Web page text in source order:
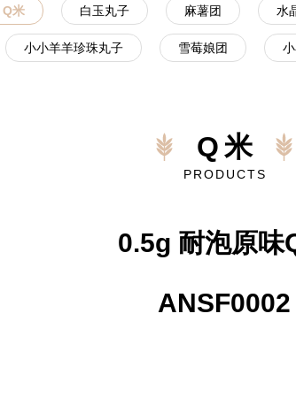
Q米 白玉丸子 麻薯团 水
小小羊羊珍珠丸子 雪莓娘团
Q米
PRODUCTS
0.5g 耐泡原味
ANSF0002